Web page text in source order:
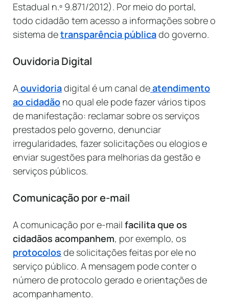
Estadual n.º 9.871/2012). Por meio do portal,
todo cidadão tem acesso a informações sobre o
sistema detransparência públicado governo.
Ouvidoria Digital
Aouvidoriadigital é um canal deatendimento
ao cidadão no qual ele pode fazer vários tipos
de manifestação: reclamar sobre os serviços
prestados pelo governo, denunciar
irregularidades, fazer solicitações ou elogios e
enviar sugestões para melhorias da gestão e
serviços públicos.
Comunicação por e-mail
A comunicação por e-mail facilita que os
cidadãos acompanhem, por exemplo, os
protocolos de solicitações feitas por ele no
serviço público. A mensagem pode conter o
número de protocolo gerado e orientações de
acompanhamento.